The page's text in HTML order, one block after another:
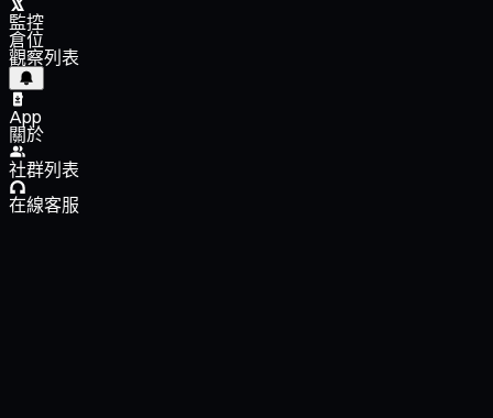
監控
倉位
觀察列表
App
關於
社群列表
在線客服